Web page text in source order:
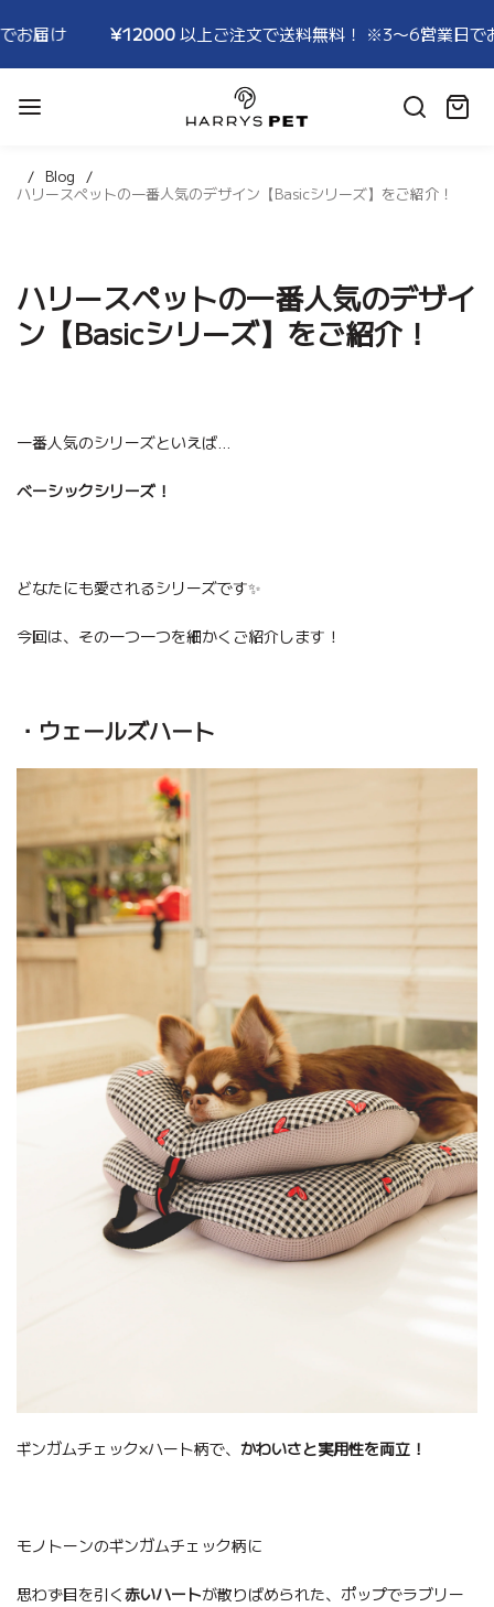
け ¥12000以上ご注文で送料無料！ ※3〜6営業日でお届
HARRYSPET
カ
Blog
ハリースペットの一番人気のデザイン【Basicシリーズ】をご紹介！
ハリースペットの一番人気のデザイ
ン【Basicシリーズ】をご紹介！
一番人気のシリーズといえば…
ベーシックシリーズ！
どなたにも愛されるシリーズです✨
今回は、その一つ一つを細かくご紹介します！
・ウェールズハート
ギンガムチェック×ハート柄で、 かわいさと実用性を両立！
モノトーンのギンガムチェック柄に
思わず目を引く赤いハートが散りばめられた、ポップでラブリー